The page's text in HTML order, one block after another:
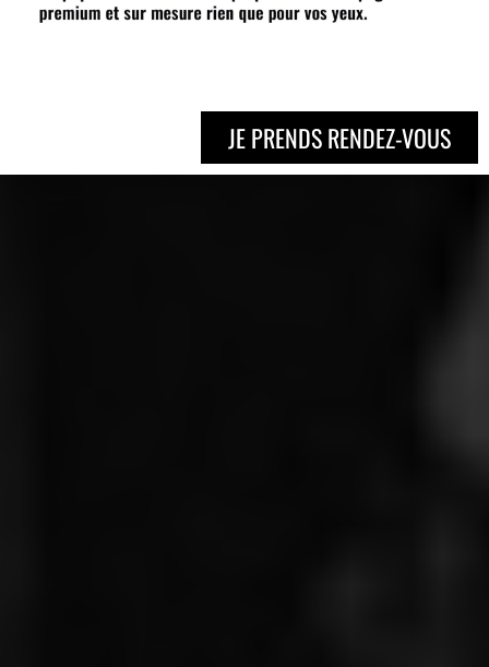
JE PRENDS RENDEZ-VOUS